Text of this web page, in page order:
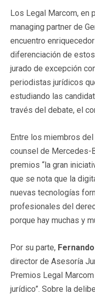
Los Legal Marcom, en
managing partner de
encuentro
diferenciación de
jurado de excepción
periodistas jurídicos
estudiando las
través del debate, el
Entre los miembros del
counsel de Mercedes-
premios “la gran
que se nota que la
nuevas tecnologías
profesionales del
porque hay muchas y
Por su parte,
director de Asesoría
Premios Legal
jurídico”. Sobre la